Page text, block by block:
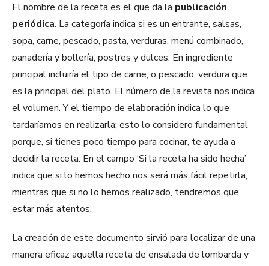
El nombre de la receta es el que da la publicación
periódica. La categoría indica si es un entrante, salsas,
sopa, carne, pescado, pasta, verduras, menú combinado,
panadería y bollería, postres y dulces. En ingrediente
principal incluiría el tipo de carne, o pescado, verdura que
es la principal del plato. El número de la revista nos indica
el volumen. Y el tiempo de elaboración indica lo que
tardaríamos en realizarla; esto lo considero fundamental
porque, si tienes poco tiempo para cocinar, te ayuda a
decidir la receta. En el campo ‘Si la receta ha sido hecha’
indica que si lo hemos hecho nos será más fácil repetirla;
mientras que si no lo hemos realizado, tendremos que
estar más atentos.
La creación de este documento sirvió para localizar de una
manera eficaz aquella receta de ensalada de lombarda y